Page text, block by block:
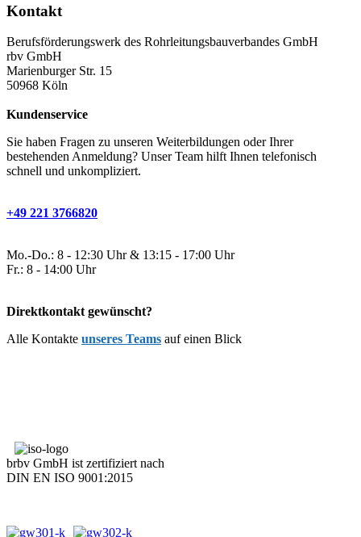
Kontakt
Berufsförderungswerk des Rohrleitungsbauverbandes GmbH
rbv GmbH
Marienburger Str. 15
50968 Köln
Kundenservice
Sie haben Fragen zu unseren Weiterbildungen oder Ihrer
bestehenden Anmeldung? Unser Team hilft Ihnen telefonisch
schnell und unkompliziert.
+49 221 3766820
Mo.-Do.: 8 - 12:30 Uhr & 13:15 - 17:00 Uhr
Fr.: 8 - 14:00 Uhr
Direktkontakt gewünscht?
Alle Kontakte unseres Teams auf einen Blick
brbv GmbH ist zertifiziert nach
DIN EN ISO 9001:2015